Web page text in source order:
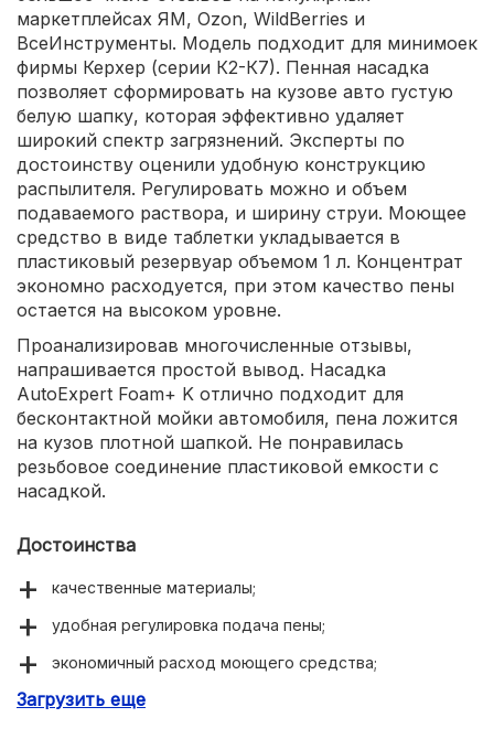
маркетплейсах ЯМ, Ozon, WildBerries и
ВсеИнструменты. Модель подходит для минимоек
фирмы Керхер (серии К2-К7). Пенная насадка
позволяет сформировать на кузове авто густую
белую шапку, которая эффективно удаляет
широкий спектр загрязнений. Эксперты по
достоинству оценили удобную конструкцию
распылителя. Регулировать можно и объем
подаваемого раствора, и ширину струи. Моющее
средство в виде таблетки укладывается в
пластиковый резервуар объемом 1 л. Концентрат
экономно расходуется, при этом качество пены
остается на высоком уровне.
Проанализировав многочисленные отзывы,
напрашивается простой вывод. Насадка
AutoExpert Foam+ K отлично подходит для
бесконтактной мойки автомобиля, пена ложится
на кузов плотной шапкой. Не понравилась
резьбовое соединение пластиковой емкости с
насадкой.
Достоинства
качественные материалы;
удобная регулировка подача пены;
экономичный расход моющего средства;
густая пена.
Загрузить еще